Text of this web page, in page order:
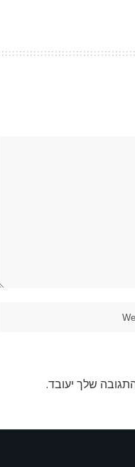
שלך יעובד.